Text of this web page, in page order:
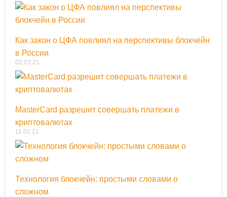
Как закон о ЦФА повлиял на перспективы блокчейн
в России
02.03.21
MasterCard разрешит совершать платежи в
криптовалютах
11.02.21
Технология блокчейн: простыми словами о
сложном